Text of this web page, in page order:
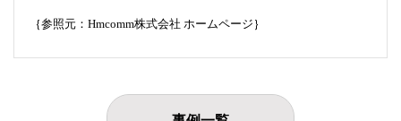
｛参照元：Hmcomm株式会社 ホームページ｝